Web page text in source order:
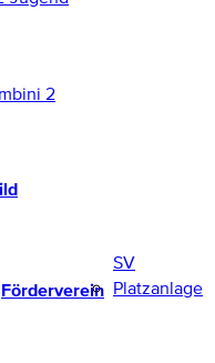
2
Förderverein
SV
Platzanlage